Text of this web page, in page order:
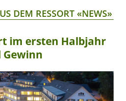
DEM RESSORT «NEWS»
im ersten Halbjahr